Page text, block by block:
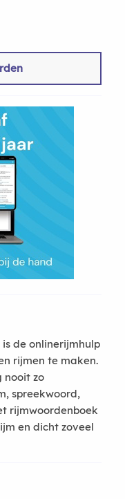
de onlinerijmhulp
rijmen te maken.
nooit zo
spreekwoord,
rijmwoordenboek
en dicht zoveel